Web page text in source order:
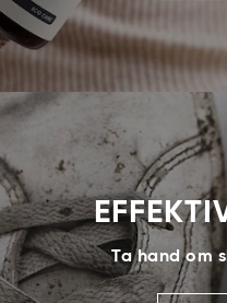
Ta hand om